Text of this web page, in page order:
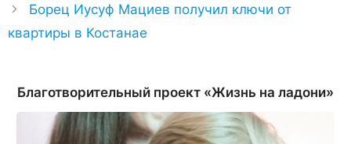
Борец Иусуф Мациев получил ключи от
квартиры в Костанае
Благотворительный проект «Жизнь на ладони»